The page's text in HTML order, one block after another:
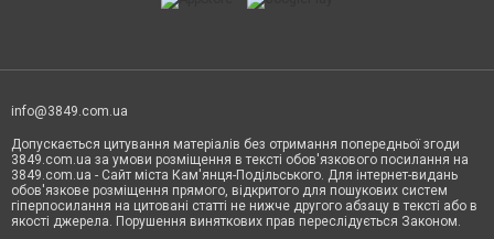
info@3849.com.ua
Допускається цитування матеріалів без отримання попередньої згоди
3849.com.ua за умови розміщення в тексті обов'язкового посилання на
3849.com.ua - Сайт міста Кам'янця-Подільського. Для інтернет-видань
обов'язкове розміщення прямого, відкритого для пошукових систем
гіперпосилання на цитовані статті не нижче другого абзацу в тексті або в
якості джерела. Порушення виняткових прав переслідується Законом.